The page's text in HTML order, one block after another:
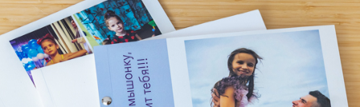
Ваш город:
Ваш регион доставки
Выберите из списка: